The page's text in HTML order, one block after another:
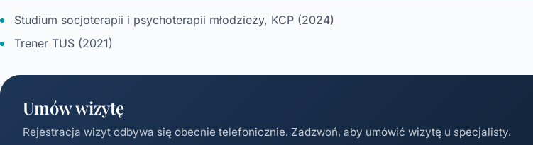
Studium socjoterapii i psychoterapii młodzieży, KCP (2024)
Trener TUS (2021)
Umów wizytę
Rejestracja wizyt odbywa się obecnie telefonicznie. Zadzwoń, aby umówić wizytę u specjalisty.